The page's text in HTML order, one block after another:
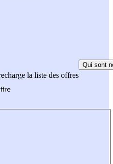
la liste des offres
Qui sont